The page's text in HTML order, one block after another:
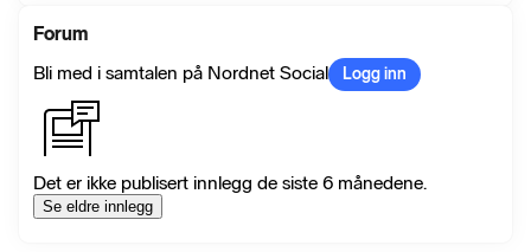
Forum
Bli med i samtalen på Nordnet Social
Logg inn
Det er ikke publisert innlegg de siste 6 månedene.
Se eldre innlegg